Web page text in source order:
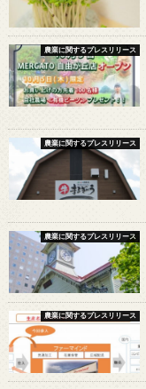
農業に関するプレスリリース
農業に関するプレスリリース
農業に関するプレスリリース
農業に関するプレスリリース